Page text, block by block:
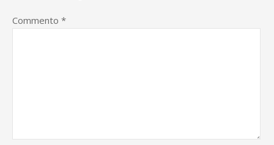
Commento *